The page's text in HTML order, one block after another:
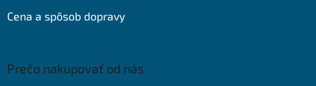
Cena a spôsob dopravy
Prečo nakupovať od nás